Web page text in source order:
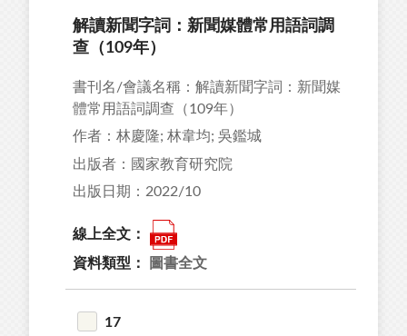
解讀新聞字詞：新聞媒體常用語詞調
查（109年）
書刊名/會議名稱：解讀新聞字詞：新聞媒
體常用語詞調查（109年）
作者：林慶隆; 林韋均; 吳鑑城
出版者：國家教育研究院
出版日期：2022/10
線上全文：
資料類型： 圖書全文
17